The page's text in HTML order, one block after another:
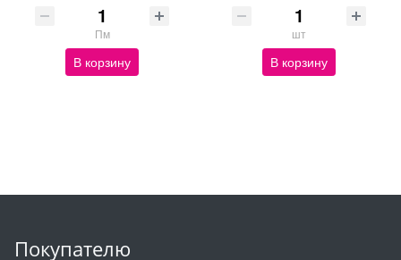
Пм
В корзину
шт
В корзину
Покупателю